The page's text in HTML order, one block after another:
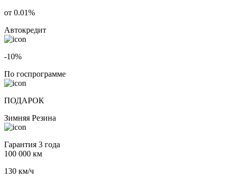
от 0.01%
Автокредит
-10%
По госпрограмме
ПОДАРОК
Зимняя Резина
Гарантия 3 года
100 000 км
130 км/ч